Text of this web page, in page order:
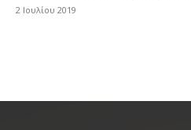
2 Ιουλίου 2019